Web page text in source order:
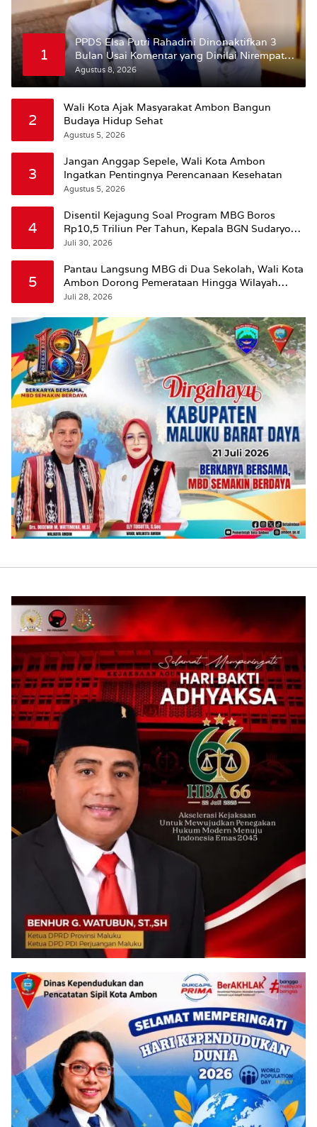
1
PPDS Elsa Putri Rahadini Dinonaktifkan 3
Bulan Usai Komentar yang Dinilai Nirempati
ke Pasien BPJS
Agustus 8, 2026
2
Wali Kota Ajak Masyarakat Ambon Bangun
Budaya Hidup Sehat
Agustus 5, 2026
3
Jangan Anggap Sepele, Wali Kota Ambon
Ingatkan Pentingnya Perencanaan Kesehatan
Agustus 5, 2026
4
Disentil Kejagung Soal Program MBG Boros
Rp10,5 Triliun Per Tahun, Kepala BGN Sudaryono
Beri Penjelasan
Juli 30, 2026
5
Pantau Langsung MBG di Dua Sekolah, Wali Kota
Ambon Dorong Pemerataan Hingga Wilayah
Leitimur Selatan
Juli 28, 2026